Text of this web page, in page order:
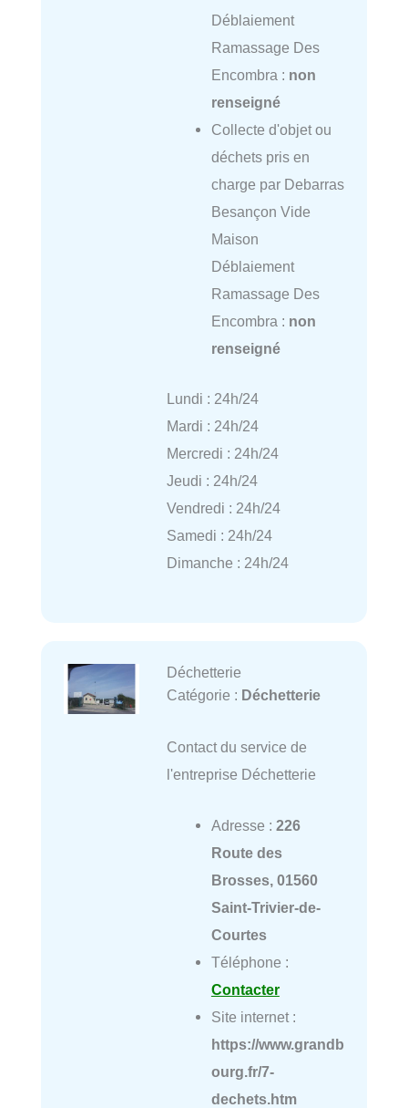
Déblaiement
Ramassage Des
Encombra : non
renseigné
Collecte d'objet ou
déchets pris en
charge par Debarras
Besançon Vide
Maison
Déblaiement
Ramassage Des
Encombra : non
renseigné
Lundi : 24h/24
Mardi : 24h/24
Mercredi : 24h/24
Jeudi : 24h/24
Vendredi : 24h/24
Samedi : 24h/24
Dimanche : 24h/24
Déchetterie
Catégorie : Déchetterie
Contact du service de
l'entreprise Déchetterie
Adresse : 226
Route des
Brosses, 01560
Saint-Trivier-de-
Courtes
Téléphone :
Contacter
Site internet :
https://www.grandb
ourg.fr/7-
dechets.htm